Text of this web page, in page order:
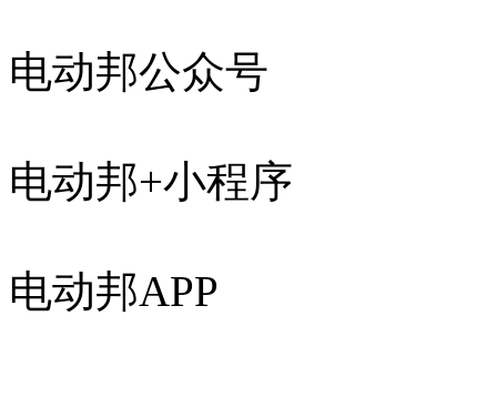
电动邦公众号
电动邦+小程序
电动邦APP